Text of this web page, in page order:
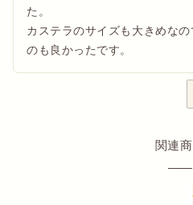
た。
カステラのサイズも大きめな
のも良かったです。
関連